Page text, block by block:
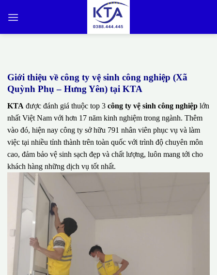
qua
Giới thiệu về công ty vệ sinh công nghiệp (Xã
Quỳnh Phụ – Hưng Yên) tại KTA
KTA được đánh giá thuộc top 3 công ty vệ sinh công nghiệp lớn
nhất Việt Nam với hơn 17 năm kinh nghiệm trong ngành. Thêm
vào đó, hiện nay công ty sở hữu 791 nhân viên phục vụ và làm
việc tại nhiều tỉnh thành trên toàn quốc với trình độ chuyên môn
cao, đảm bảo vệ sinh sạch đẹp và chất lượng, luôn mang tới cho
khách hàng những dịch vụ tốt nhất.